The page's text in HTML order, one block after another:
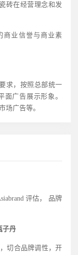
砖在经营理念和发
商业信誉与商业素
求，按照总部统一
面广告展示形象。
场广告等。
评估， 品牌
子丹
切合品牌调性，开